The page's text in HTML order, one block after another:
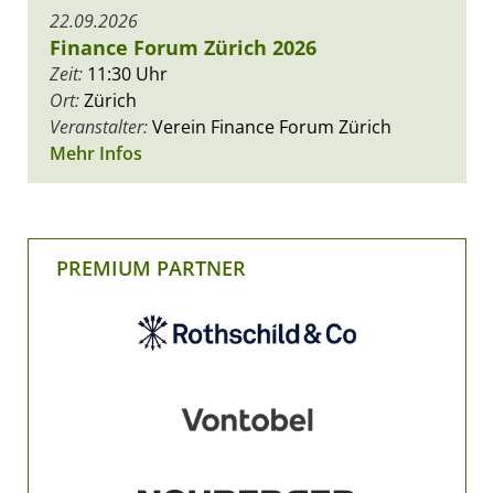
22.09.2026
Finance Forum Zürich 2026
Zeit: 11:30 Uhr
Ort:Zürich
Veranstalter:Verein Finance Forum Zürich
Mehr Infos
PREMIUM PARTNER